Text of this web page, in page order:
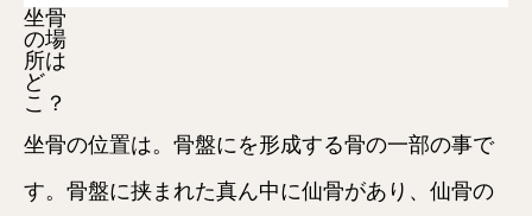
坐骨
の場
所は
ど
こ？
坐骨の位置は。骨盤にを形成する骨の一部の事で
す。骨盤に挟まれた真ん中に仙骨があり、仙骨の